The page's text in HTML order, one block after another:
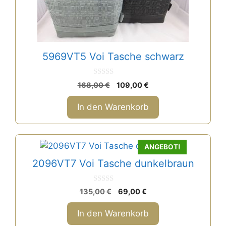
5969VT5 Voi Tasche schwarz
0
v
o
n
5
168,00€
Ursprünglicher
Preis
war:
168,00 €
109,00€Aktueller
Preis
ist:
109,00 €.
In den Warenkorb
ANGEBOT!
2096VT7 Voi Tasche dunkelbraun
0
v
o
n
5
135,00€
Ursprünglicher
Preis
war:
135,00 €
69,00€Aktueller
Preis
ist:
69,00 €.
In den Warenkorb